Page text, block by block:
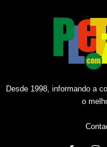
Desde 1998, informando a
o